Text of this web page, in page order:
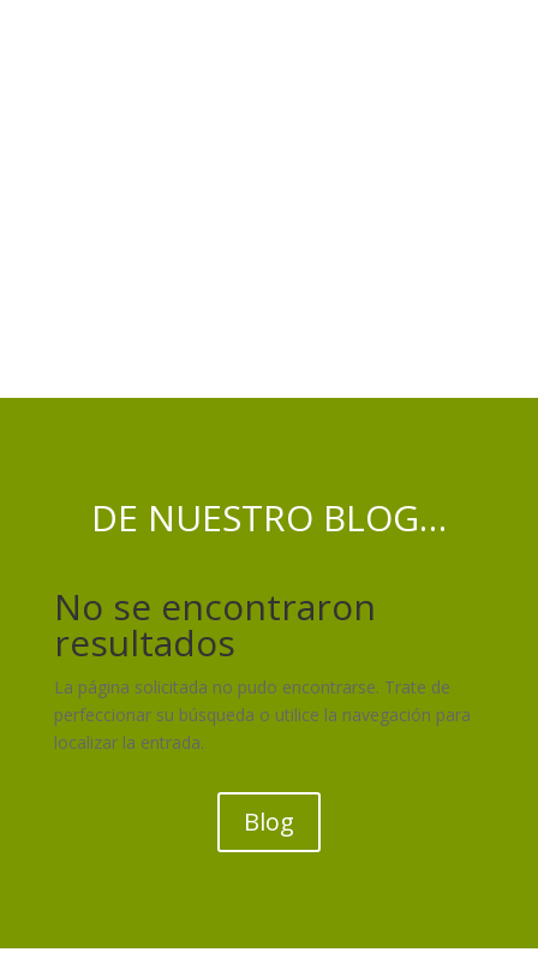
DE NUESTRO BLOG…
No se encontraron
resultados
La página solicitada no pudo encontrarse. Trate de
perfeccionar su búsqueda o utilice la navegación para
localizar la entrada.
Blog